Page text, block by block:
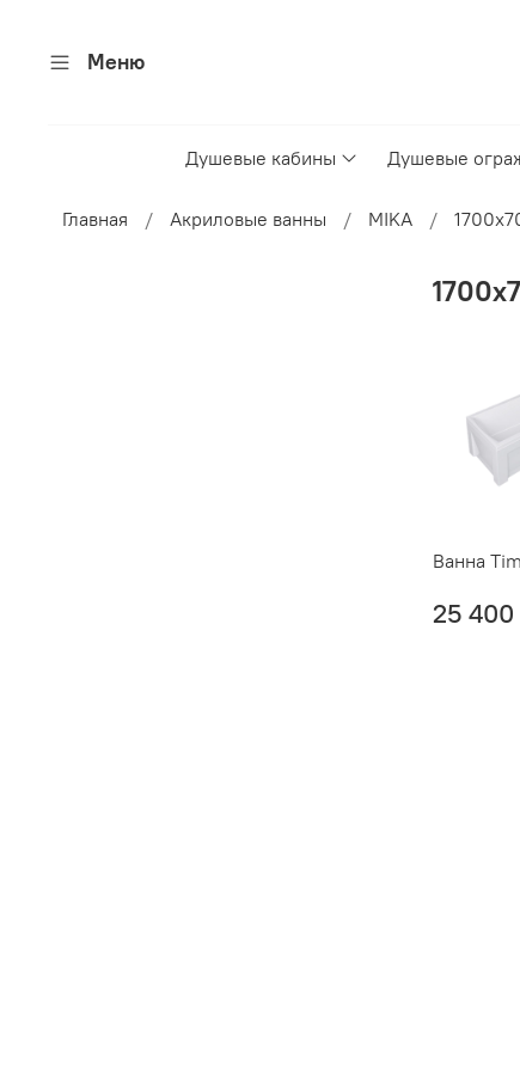
Меню
Душевые кабины Душевые
Главная Акриловые ванны MIKA
Ванна
25